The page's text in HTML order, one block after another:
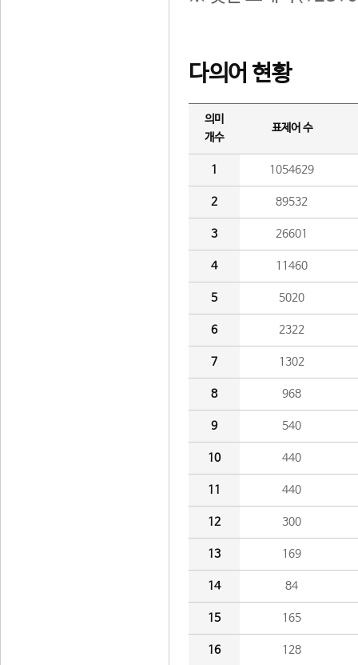
다의어 현황
의미
개수
표제어 수
1 1054629
2 89532
3 26601
4 11460
5 5020
6 2322
7 1302
8 968
9 540
10 440
11 440
12 300
13 169
14 84
15 165
16 128